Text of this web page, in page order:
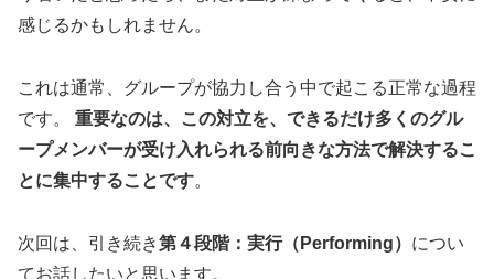
感じるかもしれません。
これは通常、グループが協力し合う中で起こる正常な過程
です。 重要なのは、この対立を、できるだけ多くのグル
ープメンバーが受け入れられる前向きな方法で解決するこ
とに集中することです。
次回は、引き続き第４段階：実行（Performing） につい
てお話したいと思います。